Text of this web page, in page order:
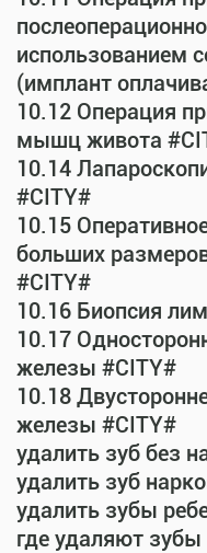
использованием
(имплант
10.12 Операция
мышц живота
10.14
#CITY#
10.15
больших
#CITY#
10.16 Биопсия
10.17
железы #CITY#
10.18
железы #CITY#
удалить зуб без
удалить зуб
удалить зубы
где удаляют